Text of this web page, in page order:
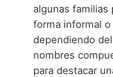
algunas familias
forma informal
dependiendo
nombres
para destacar